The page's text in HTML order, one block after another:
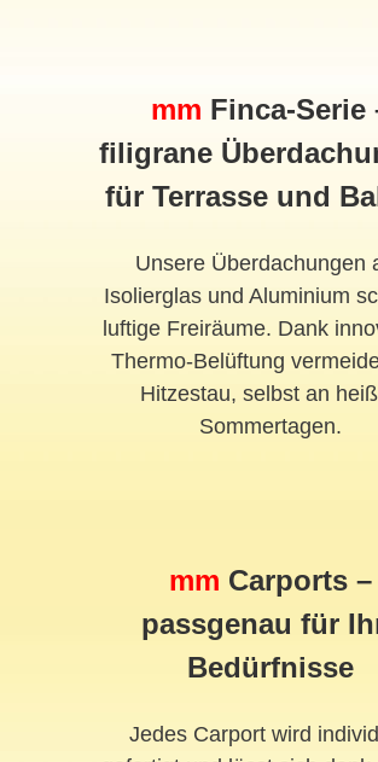
mm Finca-Serie
filigrane
für Terrasse und
Unsere Überdachungen
Isolierglas und Aluminium
luftige Freiräume. Dank
Thermo-Belüftung
Hitzestau, selbst an
Sommertagen.
mm Carports –
passgenau für
Bedürfnisse
Jedes Carport wird